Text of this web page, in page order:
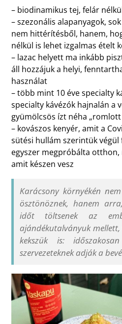
– biodinamikus tej, felár
– szezonális alapanyagok,
nem hittérítésből, hanem,
nélkül is lehet izgalmas ételt
– lazac helyett ma inkább
áll hozzájuk a helyi,
használat
– több mint 10 éve specialty
specialty kávézók hajnalán a
gyümölcsös ízt néha
– kovászos kenyér, amit a
sütési hullám szerintük végül
egyszer megpróbálta otthon,
amit készen vesz
Karácsony környékén
ösztönöznek, hanem
időt töltsenek az
ajándékutalványuk
kekszük is:
szervezeteknek adják a